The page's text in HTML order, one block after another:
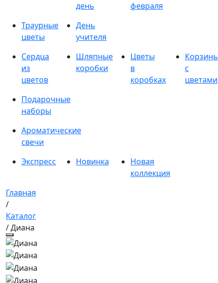
день
февраля
Траурные
цветы
День
учителя
Сердца
из
цветов
Шляпные
коробки
Цветы
в
коробках
с
цветами
Подарочные
наборы
Ароматические
свечи
Экспресс
Новинка
Новая
коллекция
Главная
/
Каталог
/ Диана